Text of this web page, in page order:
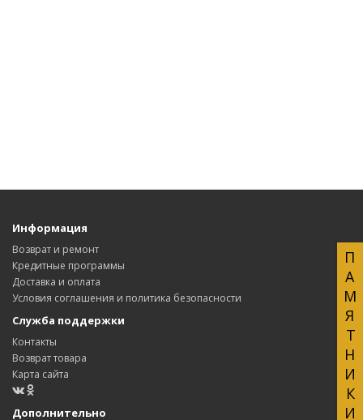
ПАМЯТНИКИ
Информация
Возврат и ремонт
Кредитные программы
Доставка и оплата
Условия соглашения и политика безопасности
Служба поддержки
Контакты
Возврат товара
Карта сайта
Дополнительно